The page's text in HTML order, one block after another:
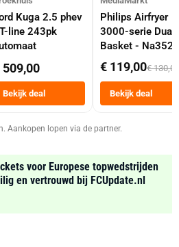
Kuga 2.5 phev
line 243pk
509,00
Bekijk deal
Philips Airfryer
3000-serie Dual
Basket -
Dubbele Mand 9
Tot 6 Personen
Heteluchtfriteuse
Zwart
€ 119,00€ 130,00
Bekijk deal
Aankopen lopen via de partner.
voor Europese topwedstrijden
en vertrouwd bij FCUpdate.nl